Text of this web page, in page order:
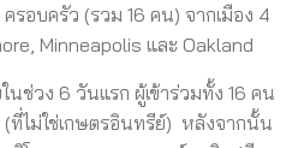
รอบครัว (รวม 16 คน) จากเมือง 4
Minneapolis และ Oakland
นช่วง 6 วันแรก ผู้เข้าร่วมทั้ง 16 คน
(ที่ไม่ใช่เกษตรอินทรีย์) หลังจากนั้น